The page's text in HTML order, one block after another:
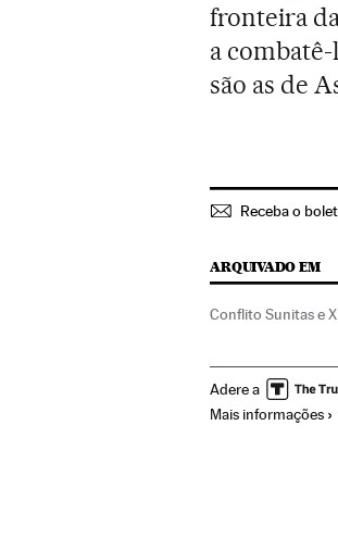
fronteira
a
são as de
Receba o
ARQUIVADO EM
Conflito Sunitas e
Adere a
Mais informações